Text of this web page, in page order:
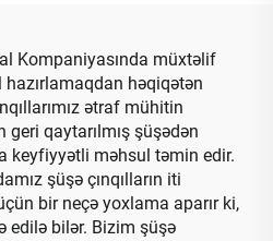
Kompaniyasında müxtəlif
hazırlamaqdan həqiqətən
ətraf mühitin
qaytarılmış şüşədən
keyfiyyətli məhsul təmin edir.
şüşə çınqılların iti
bir neçə yoxlama aparır ki,
edilə bilər. Bizim şüşə